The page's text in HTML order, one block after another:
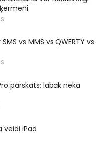
vs MMS vs QWERTY vs
pārskats: labāk nekā
veidi iPad